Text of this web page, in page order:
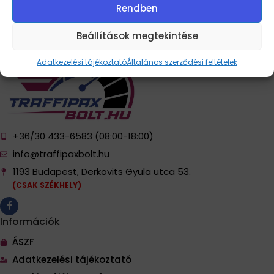
Rendben
Beállítások megtekintése
Adatkezelési tájékoztatóÁltalános szerződési feltételek
+36/30 433-6583 (08:00-18:00)
info@traffipaxbolt.hu
1193 Budapest, Derkovits Gyula utca 53.
(CSAK SZÉKHELY)
Információk
ÁSZF
Adatkezelési tájékoztató